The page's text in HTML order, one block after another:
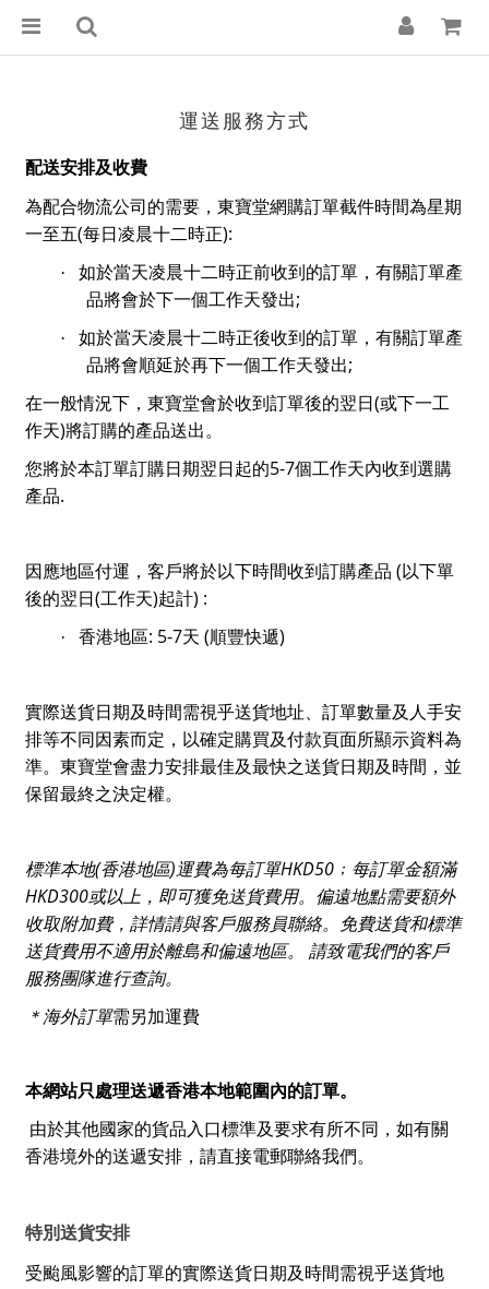
運送服務方式
配送安排及收費
為配合物流公司的需要，東寶堂網購訂單截件時間為星期
一至五(每日凌晨十二時正):
·
如於當天凌晨十二時正前收到的訂單，有關訂單產
品將會於下一個工作天發出;
·
如於當天凌晨十二時正後收到的訂單，有關訂單產
品將會順延於再下一個工作天發出;
在一般情況下，東寶堂會於收到訂單後的翌日 (或下一工
作天)將訂購的產品送出。
您將於本訂單訂購日期翌日起的5-7個工作天內收到選購
產品.
因應地區付運，客戶將於以下時間收到訂購產品 ( 以下單
後的翌日 (工作天)起計) :
· 香港地區: 5-7天 (順豐快遞)
實際送貨日期及時間需視乎送貨地址、訂單數量及人手安
排等不同因素而定，以確定購買及付款頁面所顯示資料為
準。東寶堂會盡力安排最佳及最快之送貨日期及時間，並
保留最終之決定權。
標準本地(香港地區)運費為每訂單HKD50 ﹔每訂單金額滿
HKD300或以上，即可獲免送貨費用。偏遠地點需要額外
收取附加費，詳情請與客戶服務員聯絡。免費送貨和標準
送貨費用不適用於離島和偏遠地區。
請致電我們的客戶
服務團隊進行查詢。
＊海外訂單​需另加運費
本網站只處理送遞香港本地範圍內的訂單。
由於其他國家的貨品入口標準及要求有所不同，如有關
香港境外的送遞安排，請直接電郵聯絡我們。
特別送貨安排
受颱風影響的訂單的實際送貨日期及時間需視乎送貨地